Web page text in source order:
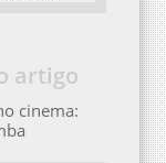
artigo
cinema: